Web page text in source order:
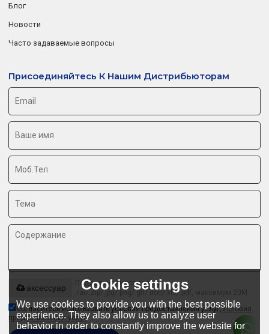
Блог
Новости
Часто задаваемые вопросы
Присоединяйтесь К Нашим Дистрибьюторам
Поддерживаются только
.rar/.zip/.jpg/.png/.gif/.doc/.xls/.pdf, максимум 20M
аксессуар
Согласитесь использовать условия предоставления услуг,Условия
предоставления услуг
Cookie settings
We use cookies to provide you with the best possible
experience. They also allow us to analyze user
behavior in order to constantly improve the website for